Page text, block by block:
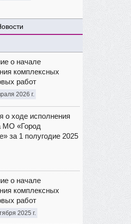
о начале
комплексных
работ
2026 г.
о ходе исполнения
МО «Город
за 1 полугодие 2025
о начале
комплексных
работ
2025 г.